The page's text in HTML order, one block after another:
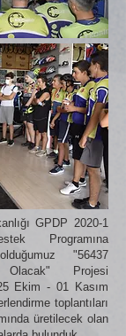
GPDP 2020-1
Programına
"56437
Olacak" Projesi
Ekim - 01 Kasım
toplantıları
üretilecek olan